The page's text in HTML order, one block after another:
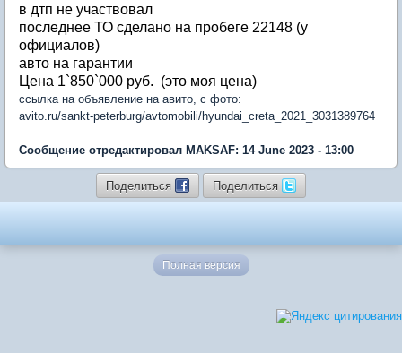
в дтп не участвовал
последнее ТО сделано на пробеге 22148 (у
официалов)
авто на гарантии
Цена 1`850`000 руб. (это моя цена)
ссылка на объявление на авито, с фото:
avito.ru/sankt-peterburg/avtomobili/hyundai_creta_2021_3031389764
Сообщение отредактировал MAKSAF: 14 June 2023 - 13:00
Поделиться Поделиться
Полная версия